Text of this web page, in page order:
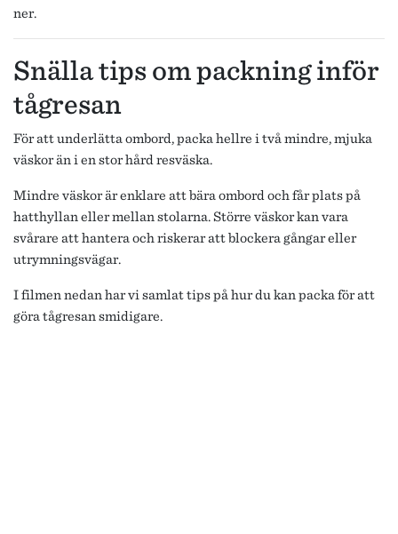
ner.
Snälla tips om packning inför
tågresan
För att underlätta ombord, packa hellre i två mindre, mjuka
väskor än i en stor hård resväska.
Mindre väskor är enklare att bära ombord och får plats på
hatthyllan eller mellan stolarna. Större väskor kan vara
svårare att hantera och riskerar att blockera gångar eller
utrymningsvägar.
I filmen nedan har vi samlat tips på hur du kan packa för att
göra tågresan smidigare.